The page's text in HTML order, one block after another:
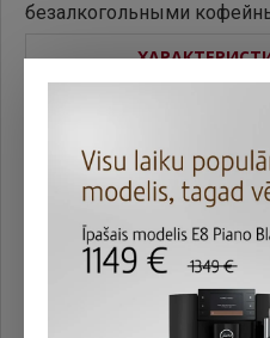
безалкогольными
использование
mājās
Тип товара
Кофейные напитки
Кол. напитков
2